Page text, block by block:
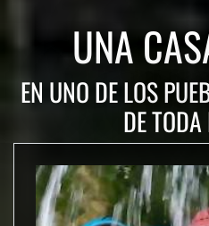
UNA
EN UNO DE LOS
DE